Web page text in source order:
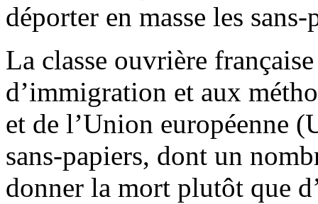
déporter en masse les sans-
La classe ouvrière
d’immigration et aux
et de l’Union européenne
sans-papiers, dont un
donner la mort plutôt que